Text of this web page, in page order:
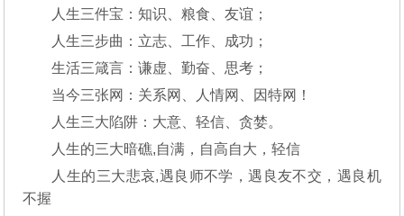
人生三件宝：知识、粮食、友谊；
人生三步曲：立志、工作、成功；
生活三箴言：谦虚、勤奋、思考；
当今三张网：关系网、人情网、因特网！
人生三大陷阱：大意、轻信、贪婪。
人生的三大暗礁,自满，自高自大，轻信
人生的三大悲哀,遇良师不学，遇良友不交，遇良机
不握